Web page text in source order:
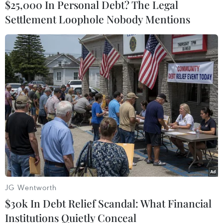
#Ôtô giường nằm
#biển kiểm soát
#cao tốc Nội Bài-Lào Cai
#hiện trường vụ cháy
Phú Thọ
Vĩnh Phúc
Theo dõi VietnamPlus
$25,000 In Personal Debt? The Legal
Settlement Loophole Nobody Mentions
JG Wentworth
$30k In Debt Relief Scandal: What Financial
Institutions Quietly Conceal